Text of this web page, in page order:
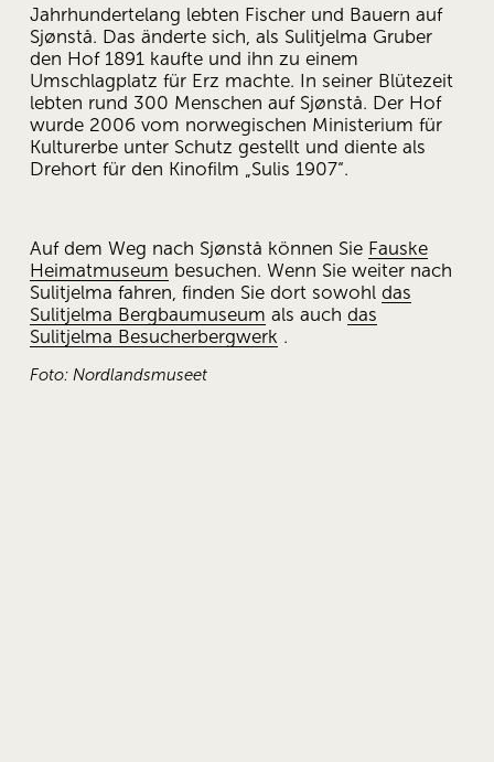
Jahrhundertelang lebten Fischer und Bauern auf
Sjønstå. Das änderte sich, als Sulitjelma Gruber
den Hof 1891 kaufte und ihn zu einem
Umschlagplatz für Erz machte. In seiner Blütezeit
lebten rund 300 Menschen auf Sjønstå. Der Hof
wurde 2006 vom norwegischen Ministerium für
Kulturerbe unter Schutz gestellt und diente als
Drehort für den Kinofilm „Sulis 1907“.
Auf dem Weg nach Sjønstå können Sie Fauske
Heimatmuseum besuchen. Wenn Sie weiter nach
Sulitjelma fahren, finden Sie dort sowohl das
Sulitjelma Bergbaumuseum als auch das
Sulitjelma Besucherbergwerk .
Foto: Nordlandsmuseet